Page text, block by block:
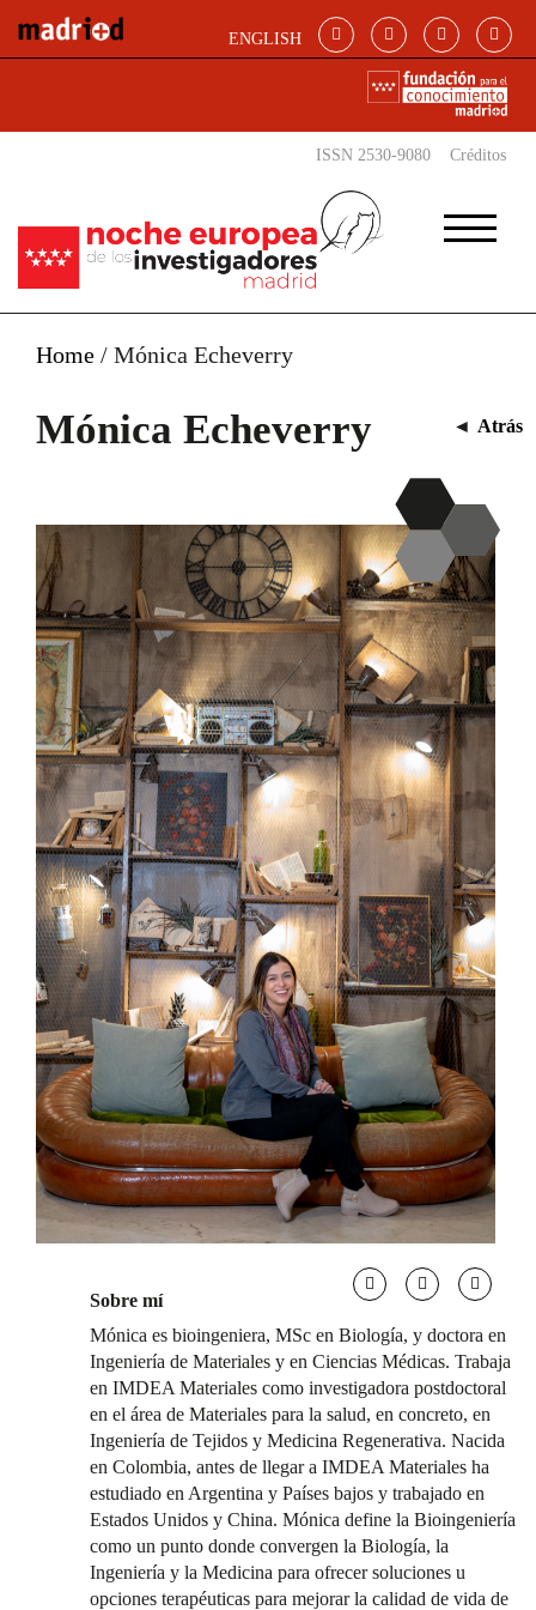
ENGLISH
ISSN 2530-9080 Créditos
Home / Mónica Echeverry
Mónica Echeverry ◄ Atrás
Sobre mí
Mónica es bioingeniera, MSc en Biología, y doctora en
Ingeniería de Materiales y en Ciencias Médicas. Trabaja
en IMDEA Materiales como investigadora postdoctoral
en el área de Materiales para la salud, en concreto, en
Ingeniería de Tejidos y Medicina Regenerativa. Nacida
en Colombia, antes de llegar a IMDEA Materiales ha
estudiado en Argentina y Países bajos y trabajado en
Estados Unidos y China. Mónica define la Bioingeniería
como un punto donde convergen la Biología, la
Ingeniería y la Medicina para ofrecer soluciones u
opciones terapéuticas para mejorar la calidad de vida de